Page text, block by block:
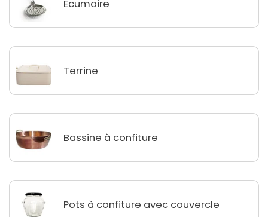
Écumoire
Terrine
Bassine à confiture
Pots à confiture avec couvercle